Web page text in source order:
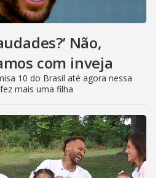
Não,
com inveja
10 do Brasil até agora nessa
mais uma filha